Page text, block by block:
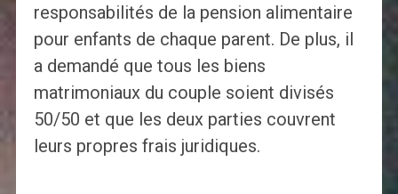
responsabilités de la pension alimentaire
pour enfants de chaque parent. De plus, il
a demandé que tous les biens
matrimoniaux du couple soient divisés
50/50 et que les deux parties couvrent
leurs propres frais juridiques.